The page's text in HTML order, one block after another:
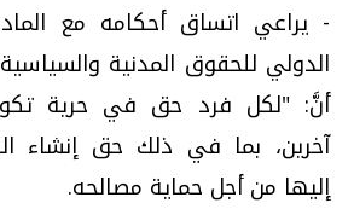
الدولي للحقوق المدنية
أنَّ: "لكل فرد حق في حرية
آخرين، بما في ذلك حق إنشاء
إليها من أجل حماية مصالحه.